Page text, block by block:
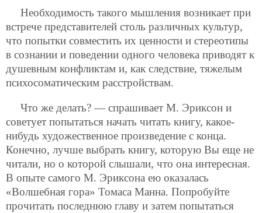
Необходимость такого мышления возникает при
встрече представителей столь различных культур,
что попытки совместить их ценности и стереотипы
в сознании и поведении одного человека приводят к
душевным конфликтам и, как следствие, тяжелым
психосоматическим расстройствам.
Что же делать? — спрашивает М. Эриксон и
советует попытаться начать читать книгу, какое-
нибудь художественное произведение с конца.
Конечно, лучше выбрать книгу, которую Вы еще не
читали, но о которой слышали, что она интересная.
В опыте самого М. Эриксона ею оказалась
«Волшебная гора» Томаса Манна. Попробуйте
прочитать последнюю главу и затем попытаться